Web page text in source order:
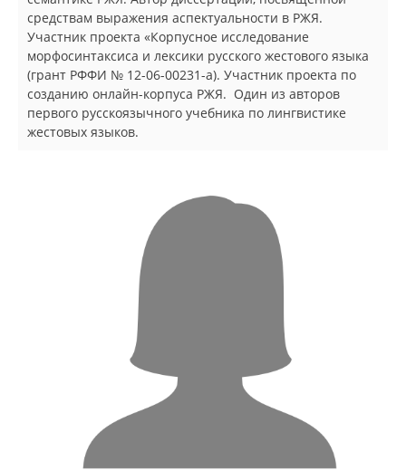
средствам выражения аспектуальности в РЖЯ.
Участник проекта «Корпусное исследование
морфосинтаксиса и лексики русского жестового языка
(грант РФФИ № 12-06-00231-а). Участник проекта по
созданию онлайн-корпуса РЖЯ. Один из авторов
первого русскоязычного учебника по лингвистике
жестовых языков.